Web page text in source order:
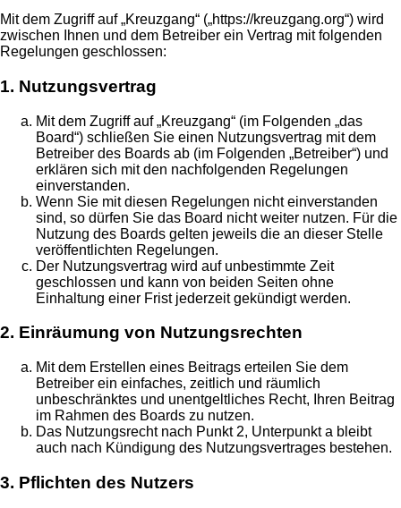
Mit dem Zugriff auf „Kreuzgang“ („https://kreuzgang.org“) wird
zwischen Ihnen und dem Betreiber ein Vertrag mit folgenden
Regelungen geschlossen:
1. Nutzungsvertrag
Mit dem Zugriff auf „Kreuzgang“ (im Folgenden „das
Board“) schließen Sie einen Nutzungsvertrag mit dem
Betreiber des Boards ab (im Folgenden „Betreiber“) und
erklären sich mit den nachfolgenden Regelungen
einverstanden.
Wenn Sie mit diesen Regelungen nicht einverstanden
sind, so dürfen Sie das Board nicht weiter nutzen. Für die
Nutzung des Boards gelten jeweils die an dieser Stelle
veröffentlichten Regelungen.
Der Nutzungsvertrag wird auf unbestimmte Zeit
geschlossen und kann von beiden Seiten ohne
Einhaltung einer Frist jederzeit gekündigt werden.
2. Einräumung von Nutzungsrechten
Mit dem Erstellen eines Beitrags erteilen Sie dem
Betreiber ein einfaches, zeitlich und räumlich
unbeschränktes und unentgeltliches Recht, Ihren Beitrag
im Rahmen des Boards zu nutzen.
Das Nutzungsrecht nach Punkt 2, Unterpunkt a bleibt
auch nach Kündigung des Nutzungsvertrages bestehen.
3. Pflichten des Nutzers